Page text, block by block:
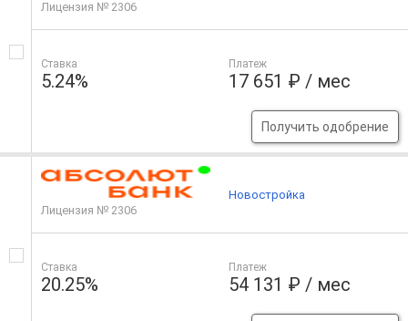
Лицензия № 2306
Ставка
5.24%
Платеж
17 651 ₽ / мес
Получить одобрение
Лицензия № 2306
Ставка
20.25%
Платеж
54 131 ₽ / мес
Новостройка